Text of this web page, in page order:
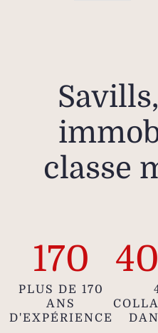
classe
170
PLUS DE 170
ANS
D'EXPÉRIENCE